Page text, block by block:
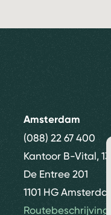
Amsterdam
(088) 22 67 400
Kantoor B-Vital,
De Entree 201
1101 HG Amsterdam
Routebeschrijving